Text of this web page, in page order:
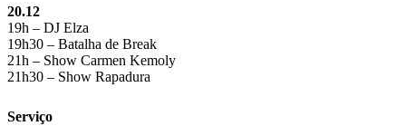
20.12
19h – DJ Elza
19h30 – Batalha de Break
21h – Show Carmen Kemoly
21h30 – Show Rapadura
Serviço